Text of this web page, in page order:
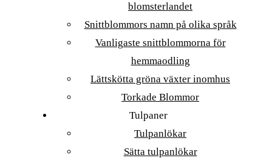
blomsterlandet
Snittblommors namn på olika språk
Vanligaste snittblommorna för
hemmaodling
Lättskötta gröna växter inomhus
Torkade Blommor
Tulpaner
Tulpanlökar
Sätta tulpanlökar